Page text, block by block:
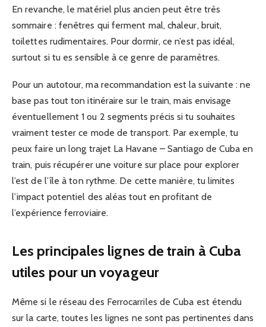
En revanche, le matériel plus ancien peut être très
sommaire : fenêtres qui ferment mal, chaleur, bruit,
toilettes rudimentaires. Pour dormir, ce n’est pas idéal,
surtout si tu es sensible à ce genre de paramètres.
Pour un autotour, ma recommandation est la suivante : ne
base pas tout ton itinéraire sur le train, mais envisage
éventuellement 1 ou 2 segments précis si tu souhaites
vraiment tester ce mode de transport. Par exemple, tu
peux faire un long trajet La Havane – Santiago de Cuba en
train, puis récupérer une voiture sur place pour explorer
l’est de l’île à ton rythme. De cette manière, tu limites
l’impact potentiel des aléas tout en profitant de
l’expérience ferroviaire.
Les principales lignes de train à Cuba
utiles pour un voyageur
Même si le réseau des Ferrocarriles de Cuba est étendu
sur la carte, toutes les lignes ne sont pas pertinentes dans